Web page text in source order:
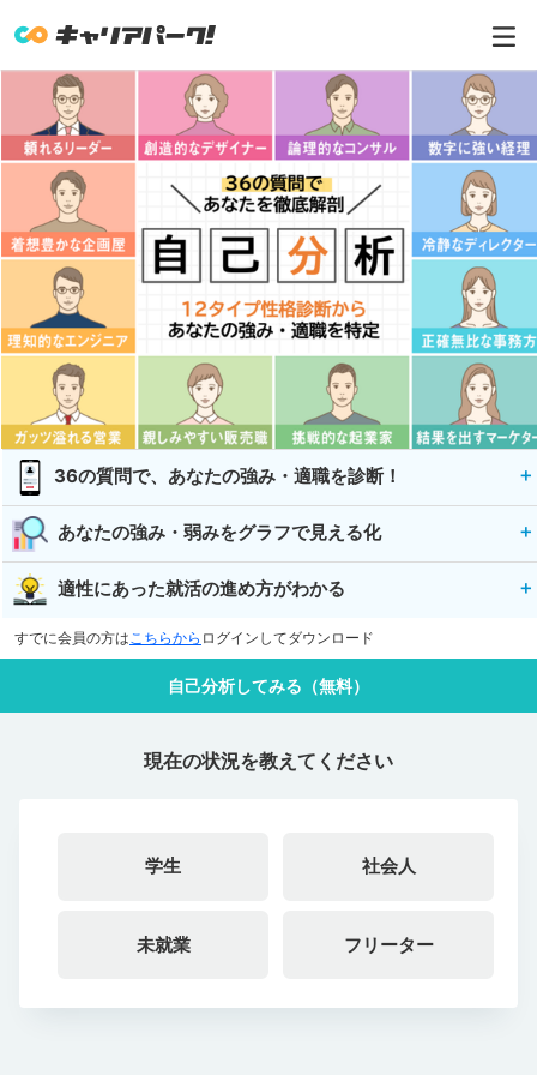
36の質問で、あなたの強み・適職を診断！
あなたの強み・弱みをグラフで見える化
適性にあった就活の進め方がわかる
すでに会員の方は こちらから ログインしてダウンロード
自己分析してみる（無料）
現在の状況を教えてください
学生 社会人
未就業 フリーター